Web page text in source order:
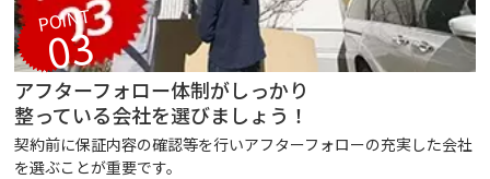
POINT
03
アフターフォロー体制がしっかり
整っている会社を選びましょう！
契約前に保証内容の確認等を行いアフターフォローの充実した会社
を選ぶことが重要です。